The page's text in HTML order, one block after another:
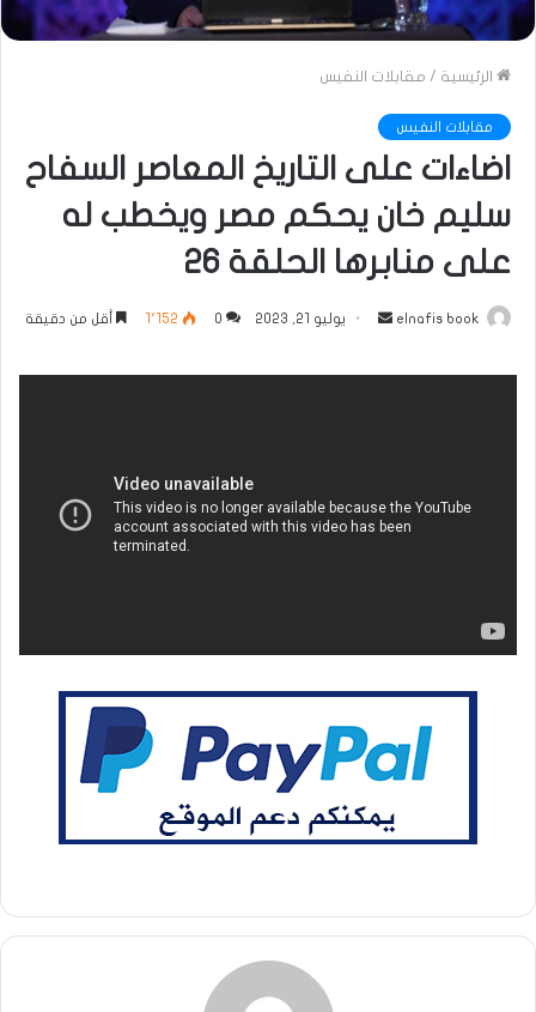
الرئيسية / مقابلات النفيس
مقابلات النفيس
اضاءات على التاريخ المعاصر السفاح
سليم خان يحكم مصر ويخطب له
على منابرها الحلقة 26
elnafis book
أرسل
إلكترونيا
يوليو 21, 2023 0 1٬152 أقل من دقيقة